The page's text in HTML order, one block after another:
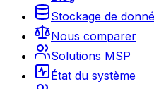
Stockage de
Nous comparer
Solutions MSP
État du système